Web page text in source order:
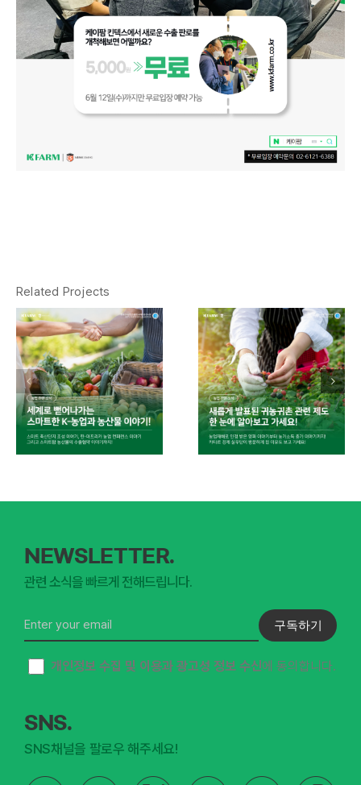
Related Projects
NEWSLETTER.
관련 소식을 빠르게 전해드립니다.
구독하기
개인정보 수집 및 이용과 광고성 정보 수신에 동의합니다.
SNS.
SNS채널을 팔로우 해주세요!